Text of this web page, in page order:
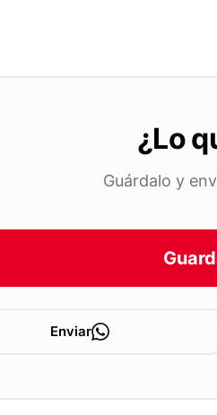
¿Lo
Guárdalo y
Enviar